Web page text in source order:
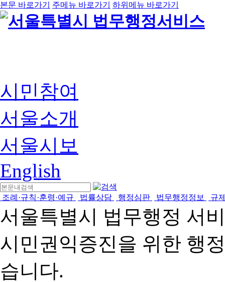
본문 바로가기 주메뉴 바로가기 하위메뉴 바로가기
시민참여
서울소개
서울시보
English
조례·규칙·훈령·예규 법률상담 행정심판 법무행정정보 규
서울특별시 법무행정 서
시민권익증진을 위한 행
습니다.